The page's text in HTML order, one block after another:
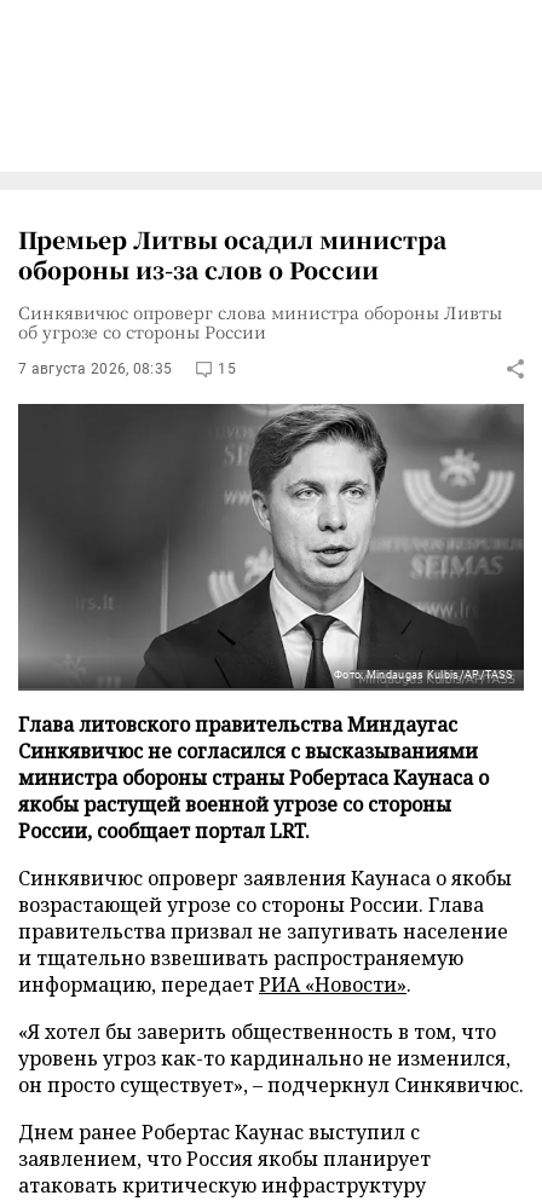
Премьер Литвы осадил министра
обороны из-за слов о России
Синкявичюс опроверг слова министра обороны Ливты
об угрозе со стороны России
7 августа 2026, 08:35 15
Фото: Mindaugas Kulbis/AP/TASS
Глава литовского правительства Миндаугас
Синкявичюс не согласился с высказываниями
министра обороны страны Робертаса Каунаса о
якобы растущей военной угрозе со стороны
России, сообщает портал LRT.
Синкявичюс опроверг заявления Каунаса о якобы
возрастающей угрозе со стороны России. Глава
правительства призвал не запугивать население
и тщательно взвешивать распространяемую
информацию, передаетРИА «Новости».
«Я хотел бы заверить общественность в том, что
уровень угроз как-то кардинально не изменился,
он просто существует», – подчеркнул Синкявичюс.
Днем ранее Робертас Каунас выступил с
заявлением, что Россия якобы планирует
атаковать критическую инфраструктуру